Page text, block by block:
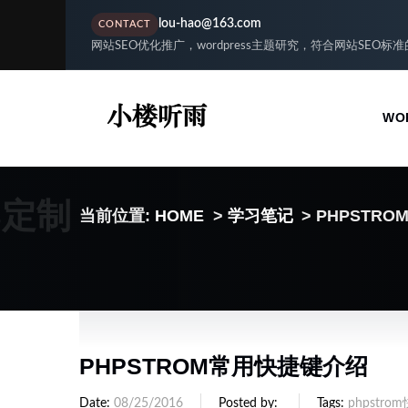
CONTACT lou-hao@163.com
网站SEO优化推广，wordpress主题研究，符合网站SEO标
制 当前位置: HOME > 学习笔记 >
PHPSTROM常用快捷键介绍
Date 08/25/2016 Posted by Tags phpstrom